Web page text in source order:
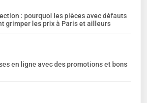
: pourquoi les pièces avec défauts
grimper les prix à Paris et ailleurs
en ligne avec des promotions et bons